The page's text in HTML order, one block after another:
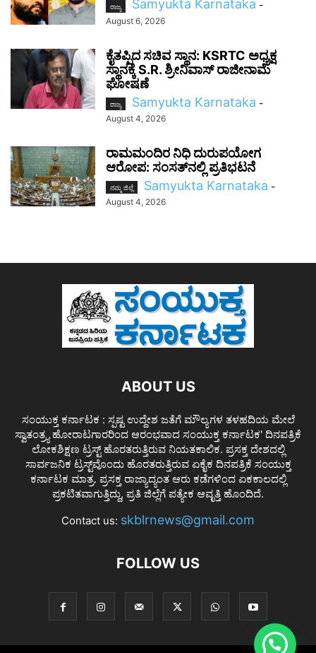
ರಾಜ್ಯ Samyukta Karnataka -
August 6, 2026
ಕೈತಪ್ಪಿದ ಸಚಿವ ಸ್ಥಾನ: KSRTC ಅಧ್ಯಕ್ಷ
ಸ್ಥಾನಕ್ಕೆ S.R. ಶ್ರೀನಿವಾಸ್ ರಾಜೀನಾಮೆ
ಘೋಷಣೆ
ರಾಜ್ಯ Samyukta Karnataka -
August 4, 2026
ರಾಮಮಂದಿರ ನಿಧಿ ದುರುಪಯೋಗ
ಆರೋಪ: ಸಂಸತ್‌ನಲ್ಲಿ ಪ್ರತಿಭಟನೆ
ನಮ್ಮ ಜಿಲ್ಲೆ Samyukta Karnataka -
August 4, 2026
ABOUT US
ಸಂಯುಕ್ತ ಕರ್ನಾಟಕ : ಸ್ಪಷ್ಟ ಉದ್ದೇಶ ಜತೆಗೆ ಮೌಲ್ಯಗಳ ತಳಹದಿಯ ಮೇಲೆ
ಸ್ವಾತಂತ್ರ್ಯ ಹೋರಾಟಗಾರರಿಂದ ಆರಂಭವಾದ ಸಂಯುಕ್ತ ಕರ್ನಾಟಕ' ದಿನಪತ್ರಿಕೆ
ಲೋಕಶಿಕ್ಷಣ ಟ್ರಸ್ಟ್ ಹೊರತರುತ್ತಿರುವ ನಿಯತಕಾಲಿಕ. ಪ್ರಸಕ್ತ ದೇಶದಲ್ಲಿ
ಸಾರ್ವಜನಿಕ ಟ್ರಸ್ಟ್‌ವೊಂದು ಹೊರತರುತ್ತಿರುವ ಏಕೈಕ ದಿನಪತ್ರಿಕೆ ಸಂಯುಕ್ತ
ಕರ್ನಾಟಕ ಮಾತ್ರ. ಪ್ರಸಕ್ತ ರಾಜ್ಯಾದ್ಯಂತ ಆರು ಕಡೆಗಳಿಂದ ಏಕಕಾಲದಲ್ಲಿ
ಪ್ರಕಟಿತವಾಗುತ್ತಿದ್ದು, ಪ್ರತಿ ಜಿಲ್ಲೆಗೆ ಪತ್ಯೇಕ ಆವೃತ್ತಿ ಹೊಂದಿದೆ.
Contact us: skblrnews@gmail.com
FOLLOW US